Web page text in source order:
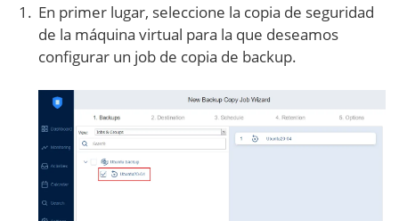
En primer lugar, seleccione la copia de seguridad
de la máquina virtual para la que deseamos
configurar un job de copia de backup.